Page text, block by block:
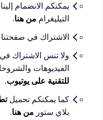
يمكنكم الانضمام
التيليغرام من هنا.
الاشتراك في
ولا تنس الاشتراك في
الفيديوهات
للتقنية على يوتيوب.
كما يمكنكم تحميل
بلاي ستور من هنا.